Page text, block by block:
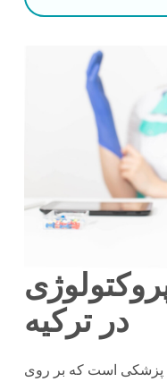
در ترکیه
پزشکی است که بر روی